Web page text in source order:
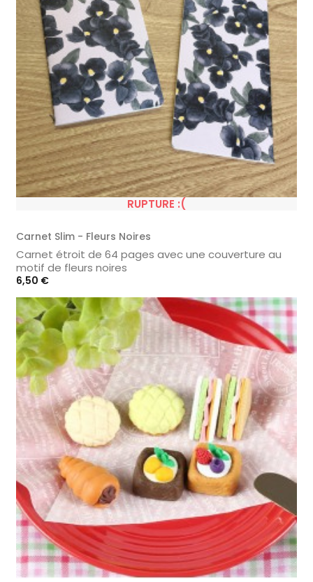
RUPTURE :(
Carnet Slim - Fleurs Noires
Carnet étroit de 64 pages avec une couverture au
motif de fleurs noires
Prix
6,50 €